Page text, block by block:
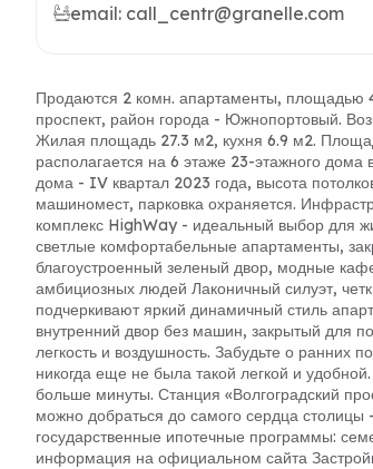
email: call_centr@granelle.com
Продаются 2 комн. апартаменты, площадью
проспект, район города - Южнопортовый.
Жилая площадь 27.3 м2, кухня 6.9 м2.
располагается на 6 этаже 23-этажного
дома - IV квартал 2023 года, высота
машиномест, парковка охраняется.
комплекс HighWay - идеальный выбор для
светлые комфортабельные апартаменты,
благоустроенный зеленый двор, модные
амбициозных людей Лаконичный силуэт,
подчеркивают яркий динамичный стиль
внутренний двор без машин, закрытый для
легкость и воздушность. Забудьте о ранних
никогда еще не была такой легкой и
больше минуты. Станция «Волгоградский
можно добраться до самого сердца столицы
государственные ипотечные программы:
информация на официальном сайта